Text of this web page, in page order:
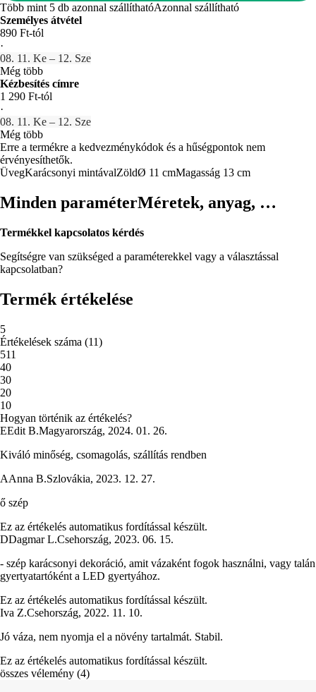
Több mint 5 db azonnal szállíthatóAzonnal szállítható
Személyes átvétel
890 Ft-tól
·
08. 11. Ke – 12. Sze
Még több
Kézbesítés címre
1 290 Ft-tól
·
08. 11. Ke – 12. Sze
Még több
Erre a termékre a kedvezménykódok és a hűségpontok nem
érvényesíthetők.
ÜvegKarácsonyi mintávalZöldØ 11 cmMagasság 13 cm
Minden paraméterMéretek, anyag, …
Termékkel kapcsolatos kérdés
Segítségre van szükséged a paraméterekkel vagy a választással
kapcsolatban?
Termék értékelése
5
Értékelések száma (11)
511
40
30
20
10
Hogyan történik az értékelés?
EEdit B.Magyarország, 2024. 01. 26.
Kiváló minőség, csomagolás, szállítás rendben
AAnna B.Szlovákia, 2023. 12. 27.
ő szép
Ez az értékelés automatikus fordítással készült.
DDagmar L.Csehország, 2023. 06. 15.
- szép karácsonyi dekoráció, amit vázaként fogok használni, vagy talán
gyertyatartóként a LED gyertyához.
Ez az értékelés automatikus fordítással készült.
Iva Z.Csehország, 2022. 11. 10.
Jó váza, nem nyomja el a növény tartalmát. Stabil.
Ez az értékelés automatikus fordítással készült.
összes vélemény (4)